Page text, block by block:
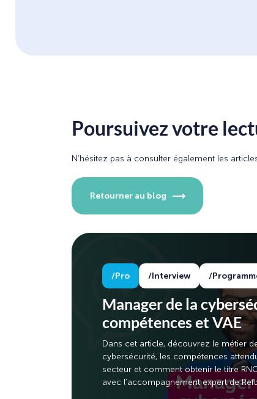
Poursuivez votre
N’hésitez pas à consulter également les
Retourner au blog
Pro Interview
Manager de la
compétences et VAE
Dans cet article, découvrez le métier
cybersécurité, les compétences
secteur et comment obtenir le titre
avec l’accompagnement expert de